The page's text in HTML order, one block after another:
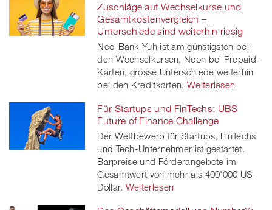
Zuschläge auf Wechselkurse und
Gesamtkostenvergleich –
Unterschiede sind weiterhin riesig
Neo-Bank Yuh ist am günstigsten bei
den Wechselkursen, Neon bei Prepaid-
Karten, grosse Unterschiede weiterhin
bei den Kreditkarten. Weiterlesen
Für Startups und FinTechs: UBS
Future of Finance Challenge
Der Wettbewerb für Startups, FinTechs
und Tech-Unternehmer ist gestartet.
Barpreise und Förderangebote im
Gesamtwert von mehr als 400'000 US-
Dollar. Weiterlesen